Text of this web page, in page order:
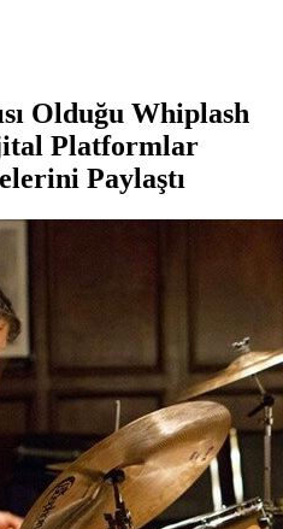
Olduğu Whiplash
Platformlar
Paylaştı